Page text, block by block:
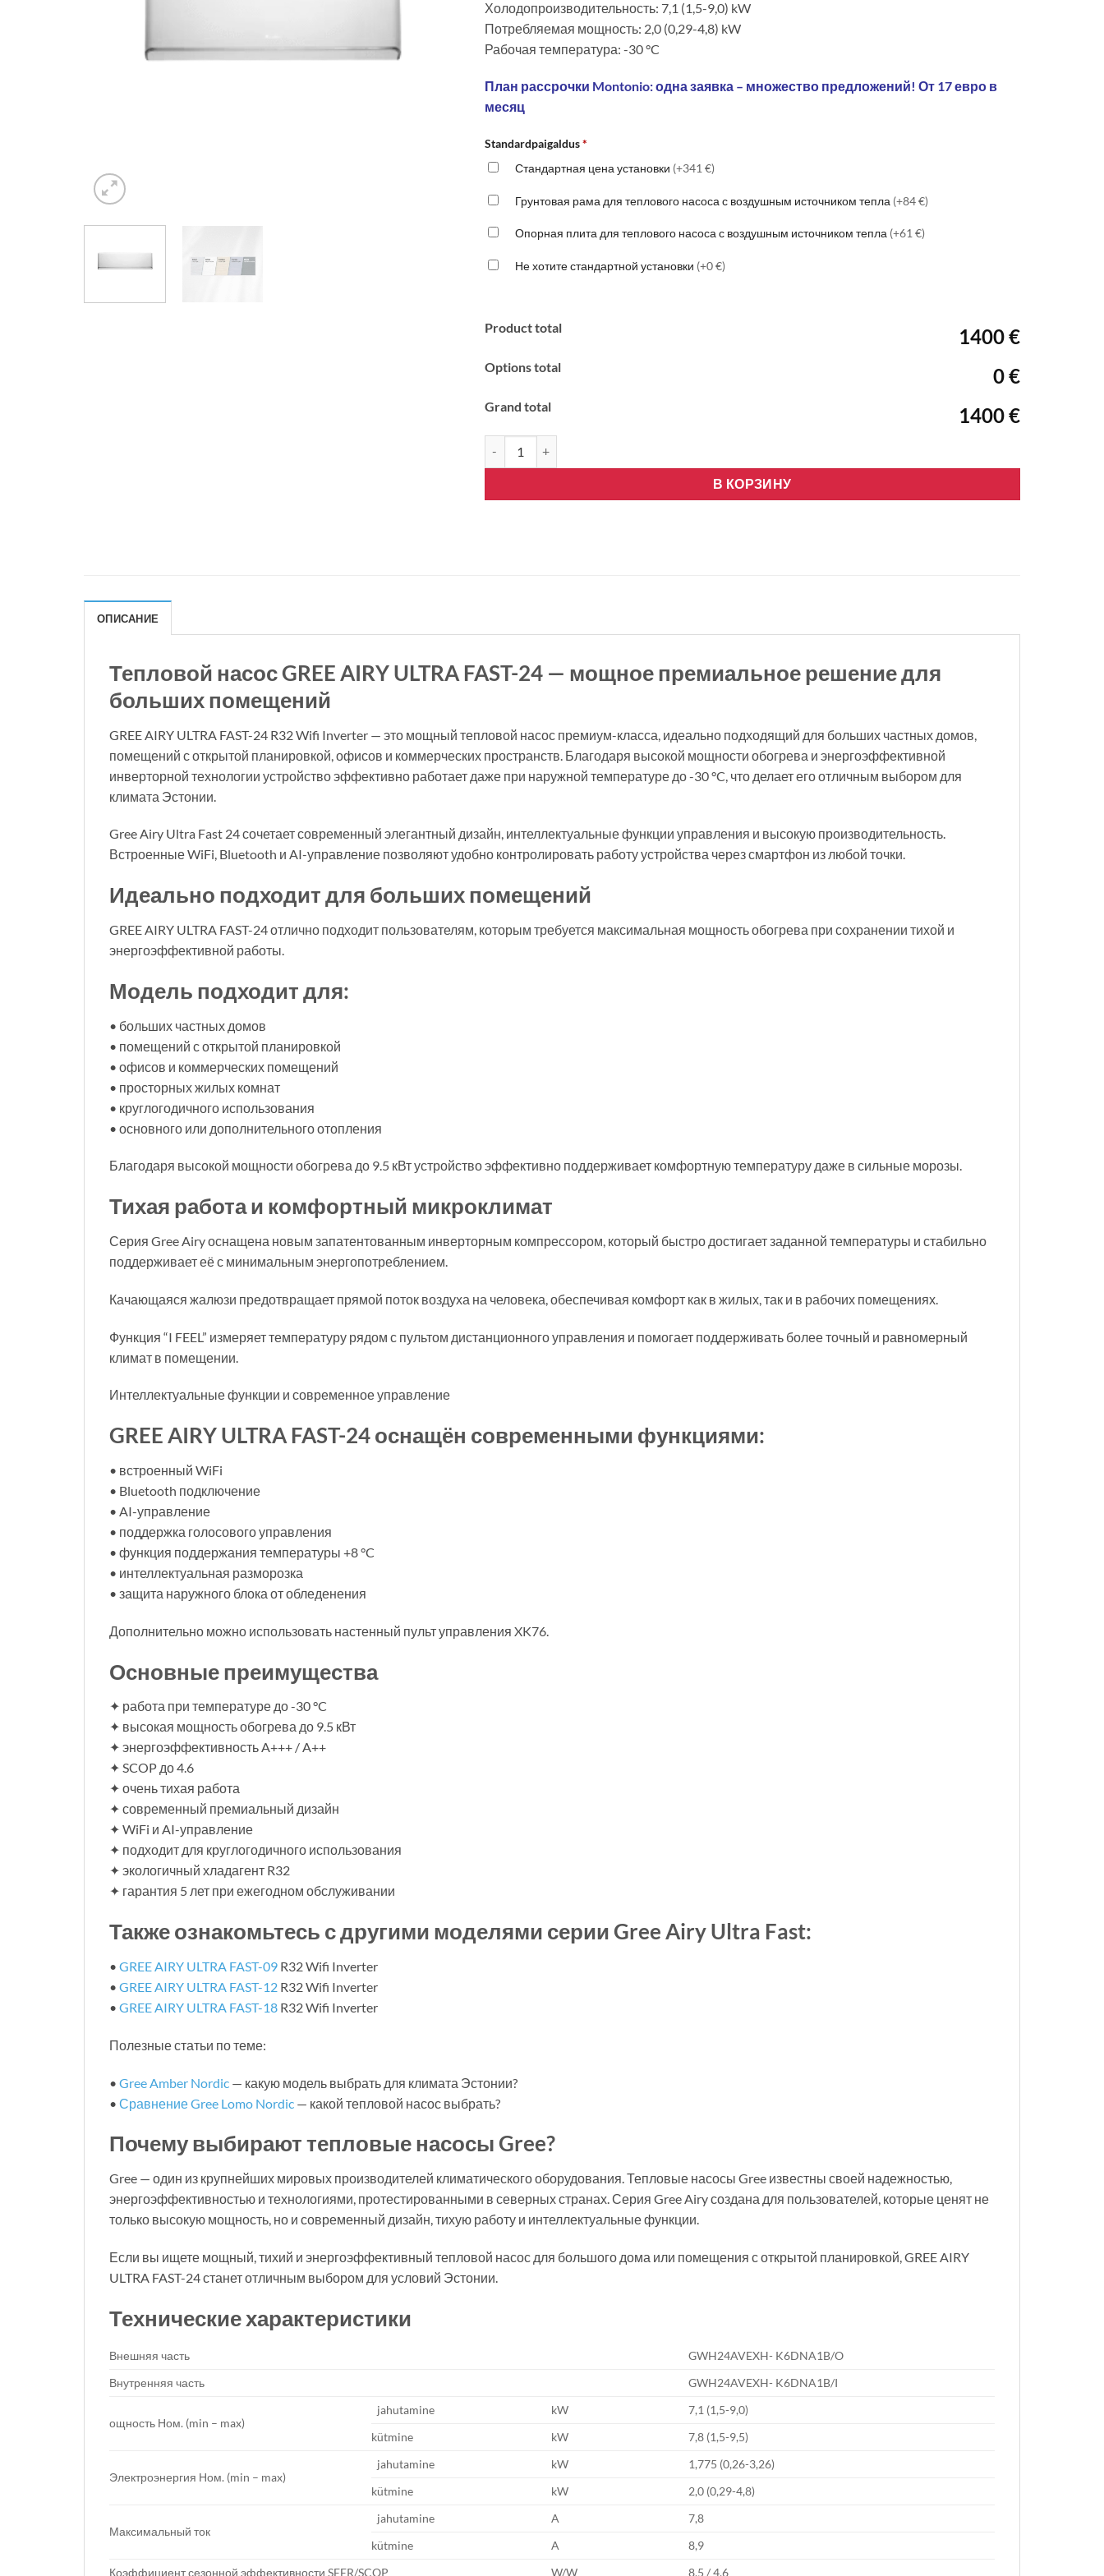
Холодопроизводительность: 7,1 (1,5-9,0) kW
Потребляемая мощность: 2,0 (0,29-4,8) kW
Рабочая температура: -30 °C
План рассрочки Montonio: одна заявка – множество предложений! От 17 евро в
месяц
Standardpaigaldus *
Стандартная цена установки (+341 €)
Грунтовая рама для теплового насоса с воздушным источником тепла (+84 €)
Опорная плита для теплового насоса с воздушным источником тепла (+61 €)
Не хотите стандартной установки (+0 €)
Product total 1400 €
Options total 0 €
Grand total 1400 €
В КОРЗИНУ
ОПИСАНИЕ
Тепловой насос GREE AIRY ULTRA FAST-24 — мощное премиальное решение для
больших помещений
GREE AIRY ULTRA FAST-24 R32 Wifi Inverter — это мощный тепловой насос премиум-класса, идеально подходящий для больших частных домов,
помещений с открытой планировкой, офисов и коммерческих пространств. Благодаря высокой мощности обогрева и энергоэффективной
инверторной технологии устройство эффективно работает даже при наружной температуре до -30 °C, что делает его отличным выбором для
климата Эстонии.
Gree Airy Ultra Fast 24 сочетает современный элегантный дизайн, интеллектуальные функции управления и высокую производительность.
Встроенные WiFi, Bluetooth и AI-управление позволяют удобно контролировать работу устройства через смартфон из любой точки.
Идеально подходит для больших помещений
GREE AIRY ULTRA FAST-24 отлично подходит пользователям, которым требуется максимальная мощность обогрева при сохранении тихой и
энергоэффективной работы.
Модель подходит для:
• больших частных домов
• помещений с открытой планировкой
• офисов и коммерческих помещений
• просторных жилых комнат
• круглогодичного использования
• основного или дополнительного отопления
Благодаря высокой мощности обогрева до 9.5 кВт устройство эффективно поддерживает комфортную температуру даже в сильные морозы.
Тихая работа и комфортный микроклимат
Серия Gree Airy оснащена новым запатентованным инверторным компрессором, который быстро достигает заданной температуры и стабильно
поддерживает её с минимальным энергопотреблением.
Качающаяся жалюзи предотвращает прямой поток воздуха на человека, обеспечивая комфорт как в жилых, так и в рабочих помещениях.
Функция “I FEEL” измеряет температуру рядом с пультом дистанционного управления и помогает поддерживать более точный и равномерный
климат в помещении.
Интеллектуальные функции и современное управление
GREE AIRY ULTRA FAST-24 оснащён современными функциями:
• встроенный WiFi
• Bluetooth подключение
• AI-управление
• поддержка голосового управления
• функция поддержания температуры +8 °C
• интеллектуальная разморозка
• защита наружного блока от обледенения
Дополнительно можно использовать настенный пульт управления XK76.
Основные преимущества
✦ работа при температуре до -30 °C
✦ высокая мощность обогрева до 9.5 кВт
✦ энергоэффективность A+++ / A++
✦ SCOP до 4.6
✦ очень тихая работа
✦ современный премиальный дизайн
✦ WiFi и AI-управление
✦ подходит для круглогодичного использования
✦ экологичный хладагент R32
✦ гарантия 5 лет при ежегодном обслуживании
Также ознакомьтесь с другими моделями серии Gree Airy Ultra Fast:
• GREE AIRY ULTRA FAST-09 R32 Wifi Inverter
• GREE AIRY ULTRA FAST-12 R32 Wifi Inverter
• GREE AIRY ULTRA FAST-18 R32 Wifi Inverter
Полезные статьи по теме:
• Gree Amber Nordic — какую модель выбрать для климата Эстонии?
• Сравнение Gree Lomo Nordic — какой тепловой насос выбрать?
Почему выбирают тепловые насосы Gree?
Gree — один из крупнейших мировых производителей климатического оборудования. Тепловые насосы Gree известны своей надежностью,
энергоэффективностью и технологиями, протестированными в северных странах. Серия Gree Airy создана для пользователей, которые ценят не
только высокую мощность, но и современный дизайн, тихую работу и интеллектуальные функции.
Если вы ищете мощный, тихий и энергоэффективный тепловой насос для большого дома или помещения с открытой планировкой, GREE AIRY
ULTRA FAST-24 станет отличным выбором для условий Эстонии.
Технические характеристики
Внешняя часть
GWH24AVEXH- K6DNA1B/O
Внутренняя часть
GWH24AVEXH- K6DNA1B/I
ощность Ном. (min – max)
jahutamine kW
7,1 (1,5-9,0)
kütmine
kW 7,8 (1,5-9,5)
Электроэнергия Ном. (min – max)
jahutamine kW
1,775 (0,26-3,26)
kütmine
kW 2,0 (0,29-4,8)
Максимальный ток
jahutamine A
7,8
kütmine
A
8,9
Коэффициент сезонной эффективности SEER/SCOP
W/W 8,5 / 4,6